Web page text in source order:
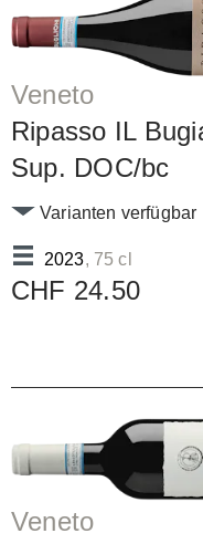
Veneto
Ripasso IL
Sup. DOC/bc
2023, 75 cl
Varianten verfügbar
CHF 24.50
Veneto